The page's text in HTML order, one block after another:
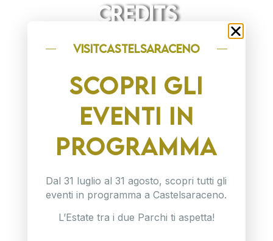
CREDITS
visitCASTELSARACENO
SCOPRI GLI
EVENTI IN
PROGRAMMA
Dal 31 luglio al 31 agosto, scopri tutti gli
eventi in programma a Castelsaraceno.
L’Estate tra i due Parchi ti aspetta!